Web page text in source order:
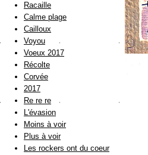
Racaille
Calme plage
Cailloux
Voyou
Voeux 2017
Récolte
Corvée
2017
Re re re
L'évasion
Moins à voir
Plus à voir
Les rockers ont du coeur